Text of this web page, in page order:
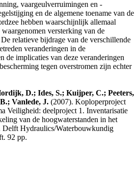
vaargeulverruimingen en -
en de algemene toename van de
hebben waarschijnlijk allemaal
versterking van de
relatieve bijdrage van de verschillende
veranderingen in de
de implicaties van deze veranderingen
tegen overstromen zijn echter
D.; Ides, S.; Kuijper, C.; Peeters,
Vanlede, J. (2007). Koploperproject
Veiligheid: deelproject 1. Inventarisatie
van de hoogwaterstanden in het
Delft Hydraulics/Waterbouwkundig
92 pp.